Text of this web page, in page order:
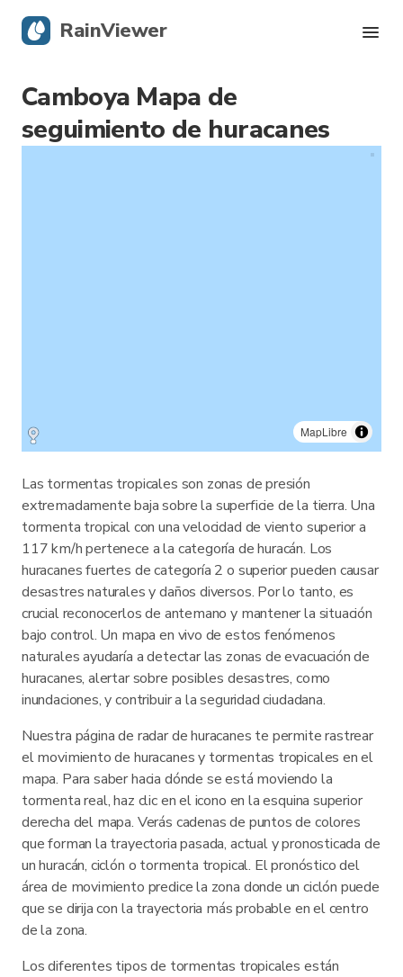
Camboya Mapa de
seguimiento de huracanes
MapLibre
Las tormentas tropicales son zonas de presión
extremadamente baja sobre la superficie de la tierra. Una
tormenta tropical con una velocidad de viento superior a
117 km/h pertenece a la categoría de huracán. Los
huracanes fuertes de categoría 2 o superior pueden causar
desastres naturales y daños diversos. Por lo tanto, es
crucial reconocerlos de antemano y mantener la situación
bajo control. Un mapa en vivo de estos fenómenos
naturales ayudaría a detectar las zonas de evacuación de
huracanes, alertar sobre posibles desastres, como
inundaciones, y contribuir a la seguridad ciudadana.
Nuestra página de radar de huracanes te permite rastrear
el movimiento de huracanes y tormentas tropicales en el
mapa. Para saber hacia dónde se está moviendo la
tormenta real, haz clic en el icono en la esquina superior
derecha del mapa. Verás cadenas de puntos de colores
que forman la trayectoria pasada, actual y pronosticada de
un huracán, ciclón o tormenta tropical. El pronóstico del
área de movimiento predice la zona donde un ciclón puede
que se dirija con la trayectoria más probable en el centro
de la zona.
Los diferentes tipos de tormentas tropicales están
RainViewer
Radar en vivo
Rastreador de huracanes